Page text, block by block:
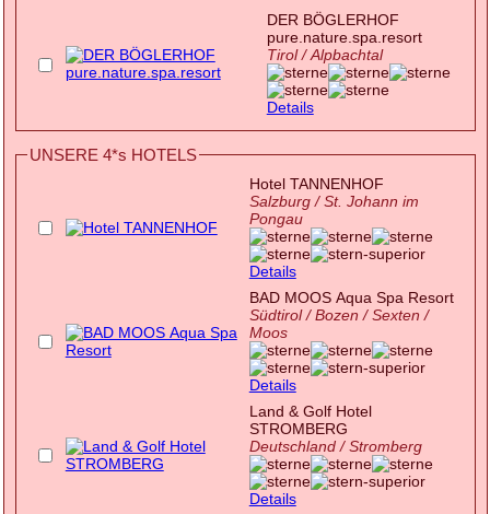
DER BÖGLERHOF
pure.nature.spa.resort
Tirol / Alpbachtal
Details
UNSERE 4*s HOTELS
Hotel TANNENHOF
Salzburg / St. Johann im
Pongau
Details
BAD MOOS Aqua Spa Resort
Südtirol / Bozen / Sexten /
Moos
Details
Land & Golf Hotel
STROMBERG
Deutschland / Stromberg
Details